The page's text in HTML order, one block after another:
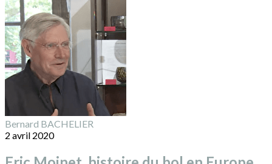
Bernard BACHELIER
2 avril 2020